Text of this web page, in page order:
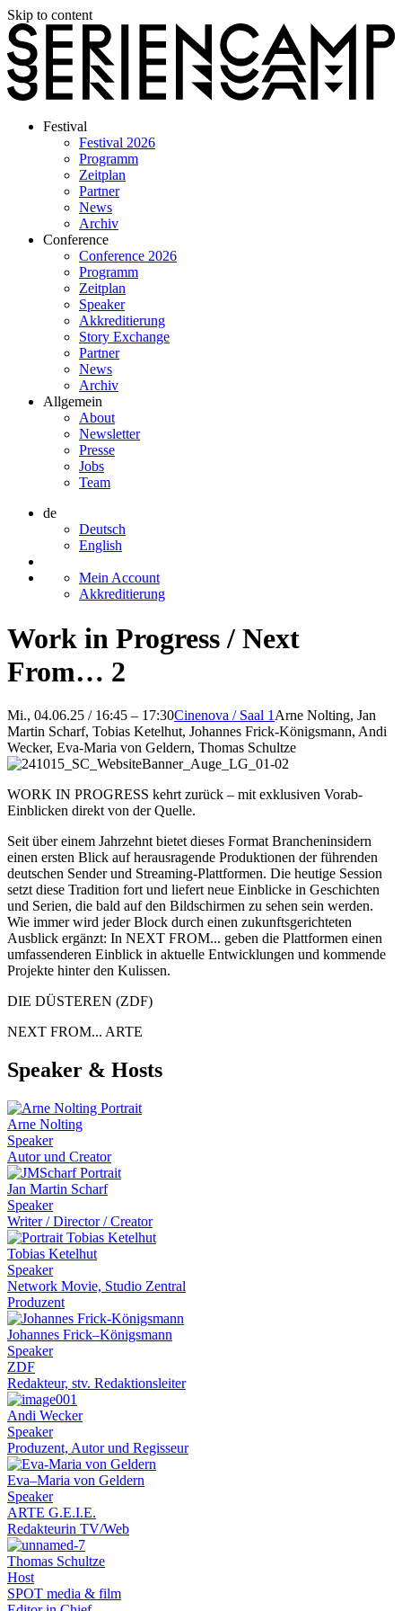
Skip to content
Festival
Festival 2026
Programm
Zeitplan
Partner
News
Archiv
Conference
Conference 2026
Programm
Zeitplan
Speaker
Akkreditierung
Story Exchange
Partner
News
Archiv
Allgemein
About
Newsletter
Presse
Jobs
Team
de
Deutsch
English
Mein Account
Akkreditierung
Work in Progress / Next
From… 2
Mi., 04.06.25 / 16:45 – 17:30Cinenova / Saal 1 Arne Nolting, Jan
Martin Scharf, Tobias Ketelhut, Johannes Frick-Königsmann, Andi
Wecker, Eva-Maria von Geldern, Thomas Schultze
WORK IN PROGRESS kehrt zurück – mit exklusiven Vorab-
Einblicken direkt von der Quelle.
Seit über einem Jahrzehnt bietet dieses Format Brancheninsidern
einen ersten Blick auf herausragende Produktionen der führenden
deutschen Sender und Streaming-Plattformen. Die heutige Session
setzt diese Tradition fort und liefert neue Einblicke in Geschichten
und Serien, die bald auf den Bildschirmen zu sehen sein werden.
Wie immer wird jeder Block durch einen zukunftsgerichteten
Ausblick ergänzt: In NEXT FROM... geben die Plattformen einen
umfassenderen Einblick in aktuelle Entwicklungen und kommende
Projekte hinter den Kulissen.
DIE DÜSTEREN (ZDF)
NEXT FROM... ARTE
Speaker & Hosts
Arne Nolting
Speaker
Autor und Creator
Jan Martin Scharf
Speaker
Writer / Director / Creator
Tobias Ketelhut
Speaker
Network Movie, Studio Zentral
Produzent
Johannes Frick–Königsmann
Speaker
ZDF
Redakteur, stv. Redaktionsleiter
Andi Wecker
Speaker
Produzent, Autor und Regisseur
Eva–Maria von Geldern
Speaker
ARTE G.E.I.E.
Redakteurin TV/Web
Thomas Schultze
Host
SPOT media & film